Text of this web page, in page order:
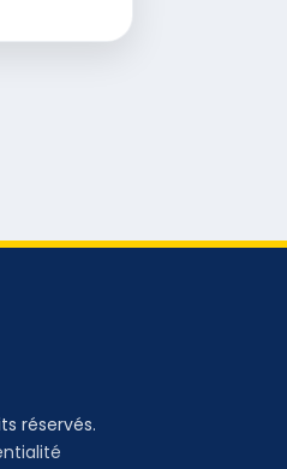
réservés.